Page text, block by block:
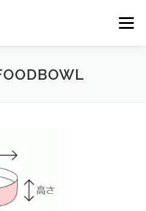
メニュー
ングコース 会員コース